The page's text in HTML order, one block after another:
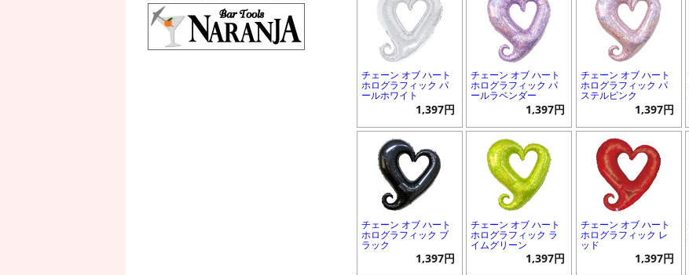
チェーン オブ ハート
ホログラフィック パ
ールホワイト
1,397円
チェーン オブ ハート
ホログラフィック パ
ールラベンダー
1,397円
チェーン オブ ハート
ホログラフィック パ
ステルピンク
1,397円
チェーン オブ ハート
ホログラフィック ブ
ラック
1,397円
チェーン オブ ハート
ホログラフィック ラ
イムグリーン
1,397円
チェーン オブ ハート
ホログラフィック レ
ッド
1,397円